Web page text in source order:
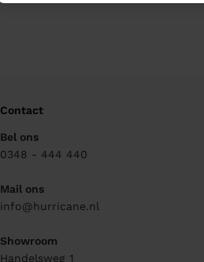
Contact
Bel ons
0348 - 444 440
Mail ons
info@hurricane.nl
Showroom
Handelsweg 1